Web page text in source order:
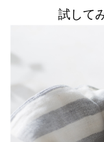
試して